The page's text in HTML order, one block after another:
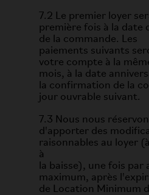
7.2 Le premier loyer
première fois à la date
de la commande. Les
paiements suivants
votre compte à la
mois, à la date
la confirmation de la
jour ouvrable suivant.
7.3 Nous nous
d'apporter des
raisonnables au loyer
à
la baisse), une fois par
maximum, après
de Location Minimum